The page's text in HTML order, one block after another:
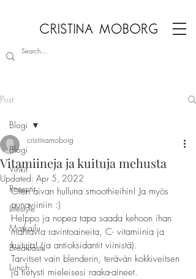
Post
Blogi
Vinkit
Reseptit
Lifestyle
Matkailu
Breakfasts
Lunch
Blogi
Vitamiineja ja kuituja mehusta
cristinamoborg
Updated: Apr 5, 2022
Olen aivan hulluna smoothieihin! Ja myös
punaviiniin :)
Helppo ja nopea tapa saada kehoon ihan
mahtavia ravintoaineita, C- vitamiinia ja
kuituja! (ja antioksidantit viinistä).
Tarvitset vain blenderin, terävän kokkiveitsen
ja tietysti mieleisesi raaka-aineet.